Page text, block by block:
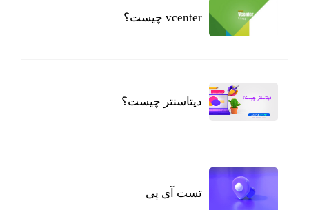
vcenter چیست؟
دیتاسنتر چیست؟
تست آی پی